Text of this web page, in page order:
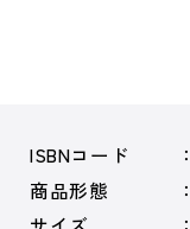
ISBNコード
商品形態